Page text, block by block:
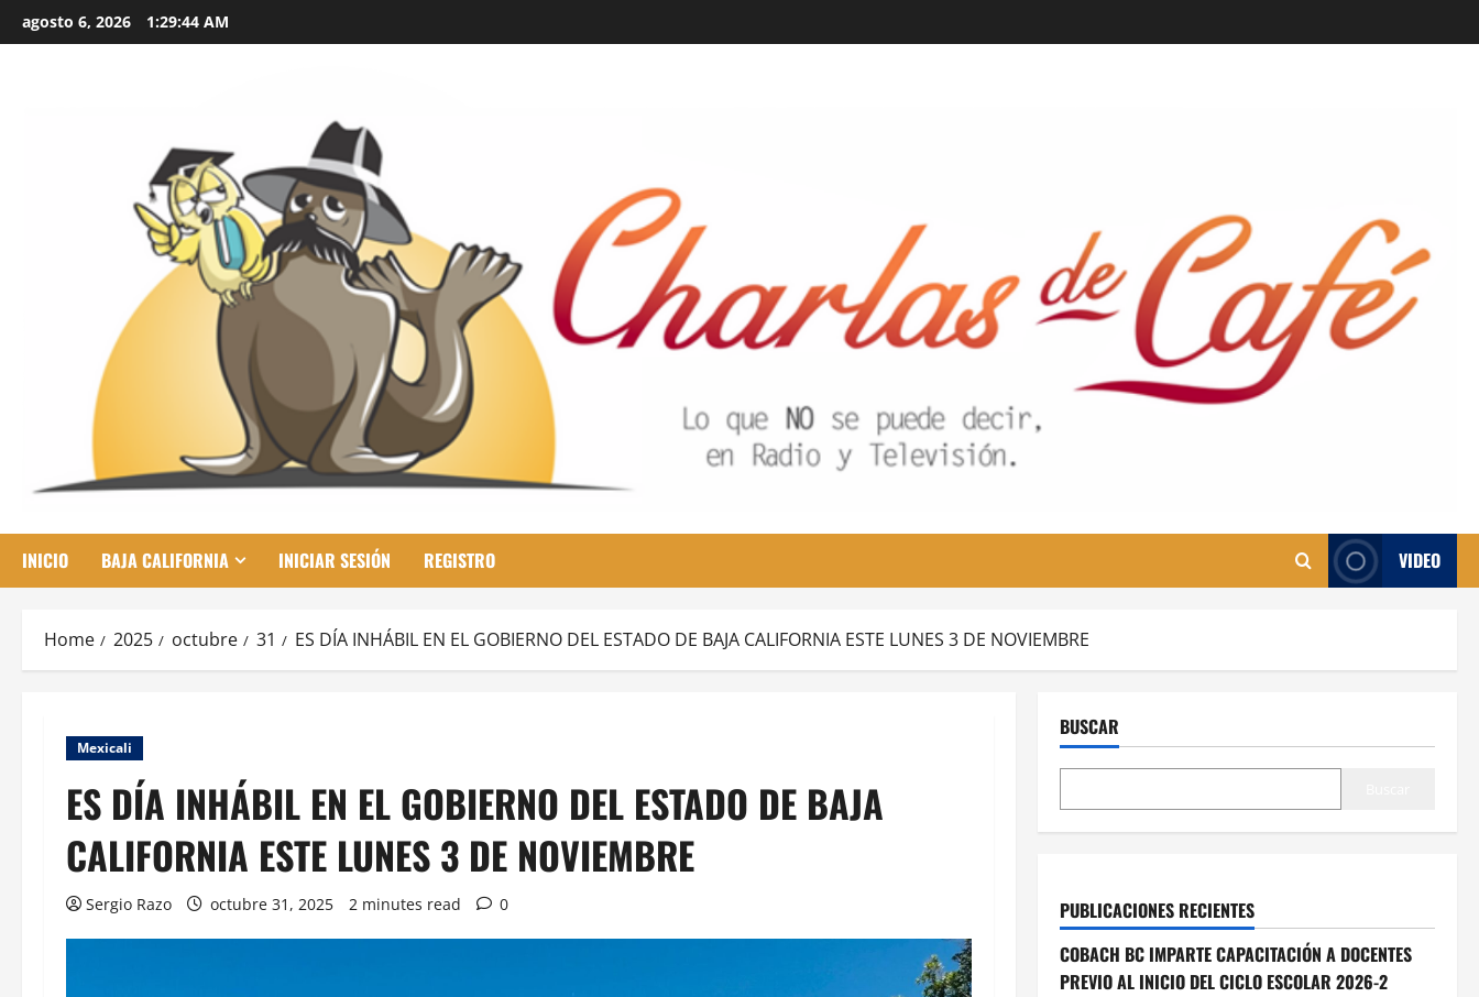
to
agosto 6, 2026 1:29:46 AM
INICIO BAJA CALIFORNIA INICIAR SESIÓN REGISTRO VIDEO
Home 2025 octubre 31 ES DÍA INHÁBIL EN EL GOBIERNO DEL ESTADO DE BAJA CALIFORNIA ESTE LUNES 3 DE NOVIEMBRE
Mexicali
ES DÍA INHÁBIL EN EL GOBIERNO DEL ESTADO DE BAJA
CALIFORNIA ESTE LUNES 3 DE NOVIEMBRE
Sergio Razo octubre 31, 2025 2 minutes read 0
BUSCAR
PUBLICACIONES RECIENTES
COBACH BC IMPARTE CAPACITACIÓN A DOCENTES
PREVIO AL INICIO DEL CICLO ESCOLAR 2026-2